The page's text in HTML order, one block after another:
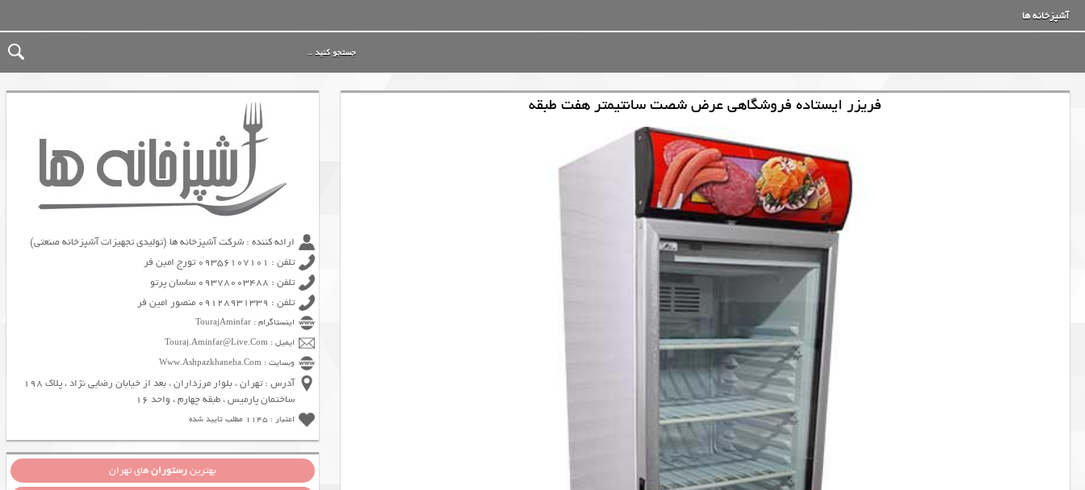
آشپزخانه ها
فریزر ایستاده فروشگاهی عرض شصت سانتیمتر هفت طبقه
ارائه کننده : شرکت آشپزخانه ها (تولیدی تجهیزات آشپزخانه صنعتی)
تلفن : 09356107101 تورج امین فر
تلفن : 09378003488 ساسان پرتو
تلفن : 09128931339 منصور امین فر
اینستاگرام : TourajAminfar
ایمیل : Touraj.Aminfar@Live.Com
وبسایت : Www.Ashpazkhaneha.Com
آدرس : تهران ، بلوار مرزداران ، بعد از خیابان رضایی نژاد ، پلاک 198
ساختمان پارمیس ، طبقه چهارم ، واحد 16
اعتبار : 1145 مطلب تایید شده
بهترینرستورانهای تهران